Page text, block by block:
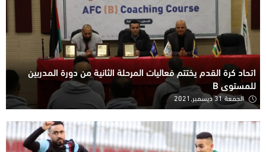
اتحاد كرة القدم يختتم فعاليات المرحلة الثانية من دورة المدربين
للمستوى B
الجمعة 31 ديسمبر,2021